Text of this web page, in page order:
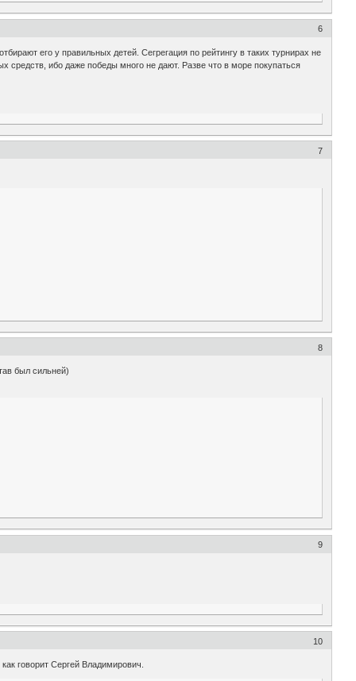
6
его у правильных детей. Сегрегация по рейтингу в таких турнирах не
средств, ибо даже победы много не дают. Разве что в море покупаться
7
8
был сильней)
9
10
говорит Сергей Владимирович.